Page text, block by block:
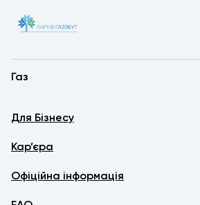
Газ
Для Бізнесу
Кар’єра
Офіційна інформація